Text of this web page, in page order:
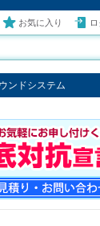
お気に入り
ンドシステム